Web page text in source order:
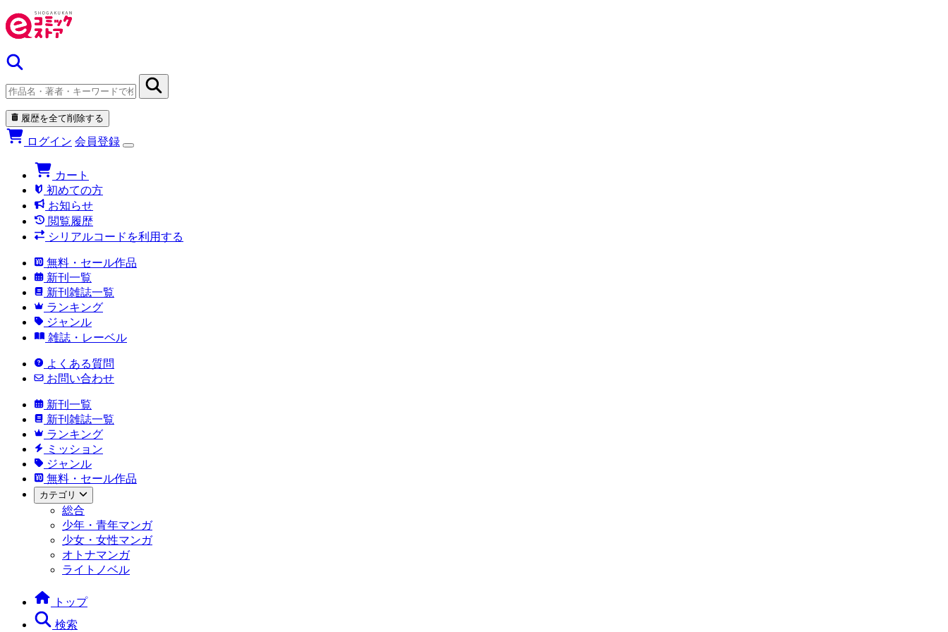
履歴を全て削除する
ログイン 会員登録
カート
初めての方
お知らせ
閲覧履歴
シリアルコードを利用する
無料・セール作品
新刊一覧
新刊雑誌一覧
ランキング
ジャンル
雑誌・レーベル
よくある質問
お問い合わせ
新刊一覧
新刊雑誌一覧
ランキング
ミッション
ジャンル
無料・セール作品
カテゴリ
総合
少年・青年マンガ
少女・女性マンガ
オトナマンガ
ライトノベル
トップ
検索